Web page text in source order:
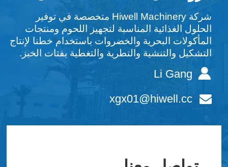
شركة Hiwell Machinery متخصصة في توفير
الحلول الغذائية المناسبة لتجهيز اللحوم ومنتجات
المأكولات البحرية والخضروات باستخدام خطنا لإنتاج
التشكيل والتنشية والتطرية والتغطية بفتات الخبز.
Li Gang
xgx01@hiwell.cc